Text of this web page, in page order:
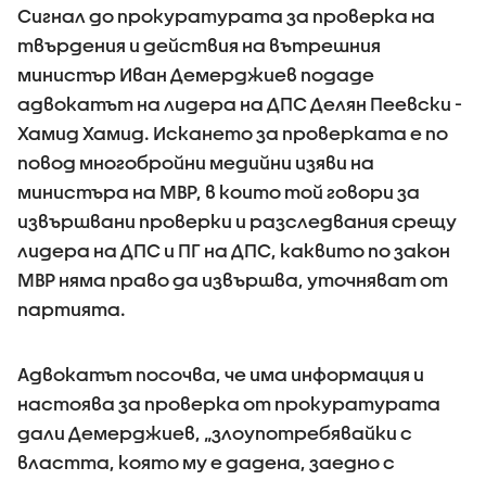
Сигнал до прокуратурата за проверка на
твърдения и действия на вътрешния
министър Иван Демерджиев подаде
адвокатът на лидера на ДПС Делян Пеевски -
Хамид Хамид. Искането за проверката е по
повод многобройни медийни изяви на
министъра на МВР, в които той говори за
извършвани проверки и разследвания срещу
лидера на ДПС и ПГ на ДПС, каквито по закон
МВР няма право да извършва, уточняват от
партията.
Адвокатът посочва, че има информация и
настоява за проверка от прокуратурата
дали Демерджиев, „злоупотребявайки с
властта, която му е дадена, заедно с